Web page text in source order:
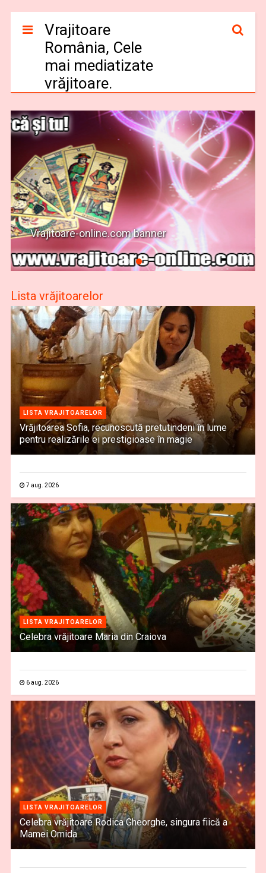
Vrajitoare
România, Cele
mai mediatizate
vrăjitoare.
Vrajitoare-online.com banner
Lista vrăjitoarelor
LISTA VRAJITOARELOR
Vrăjitoarea Sofia, recunoscută pretutindeni în lume
pentru realizările ei prestigioase în magie
7 aug. 2026
LISTA VRAJITOARELOR
Celebra vrăjitoare Maria din Craiova
6 aug. 2026
LISTA VRAJITOARELOR
Celebra vrăjitoare Rodica Gheorghe, singura fiică a
Mamei Omida